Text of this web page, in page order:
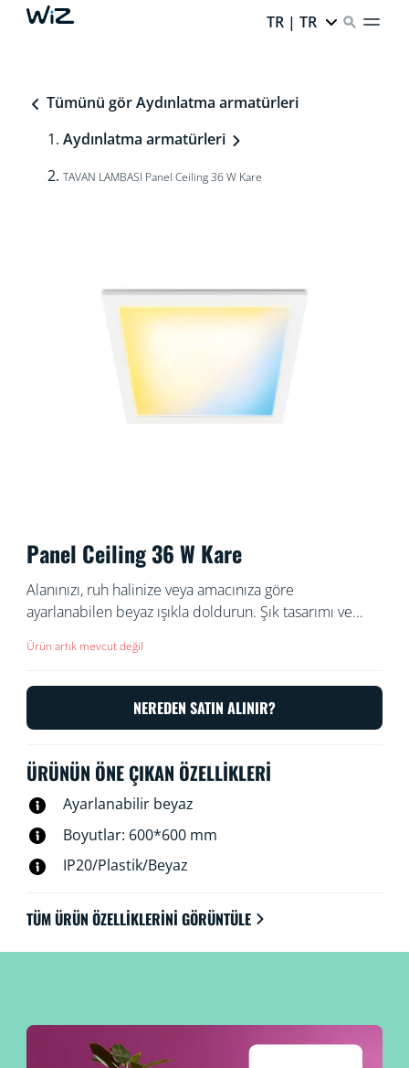
TR | TR
Tümünü gör Aydınlatma armatürleri
Aydınlatma armatürleri
TAVAN LAMBASI Panel Ceiling 36 W Kare
Panel Ceiling 36 W Kare
Alanınızı, ruh halinize veya amacınıza göre
ayarlanabilen beyaz ışıkla doldurun. Şık tasarımı ve
bir parçası haline gelir.
Ürün artık mevcut değil
NEREDEN SATIN ALINIR?
ÜRÜNÜN ÖNE ÇIKAN ÖZELLIKLERI
Ayarlanabilir beyaz
Boyutlar: 600*600 mm
IP20/Plastik/Beyaz
TÜM ÜRÜN ÖZELLIKLERINI GÖRÜNTÜLE